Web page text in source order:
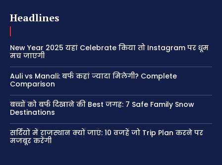
Headlines
New Year 2025 यहां Celebrate किया तो Instagram पर धूम
मच जाएगी
Auli vs Manali: बर्फ कहां ज्यादा मिलेगी? Complete
Comparison
बच्चों को बर्फ दिखाने की Best जगह: 7 Safe Family Snow
Destinations
सर्दियों में राजस्थान क्यों जाएं: 10 वजहें जो Trip Plan करने पर
मजबूर करेंगी